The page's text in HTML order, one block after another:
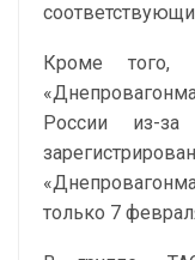
Кроме того,
России из-за
только 7